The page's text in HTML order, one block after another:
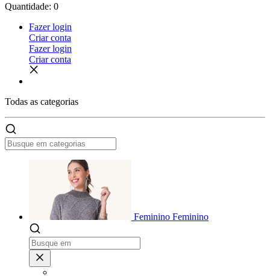
Quantidade: 0
Fazer login
Criar conta
Fazer login
Criar conta
Todas as categorias
Feminino Feminino